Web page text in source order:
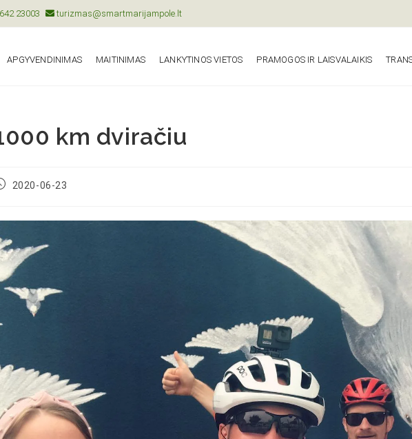
23003 turizmas@smartmarijampole.lt
APGYVENDINIMAS MAITINIMAS LANKYTINOS VIETOS PRAMOGOS IR LAISVALAIKIS
km dviračiu
2020-06-23